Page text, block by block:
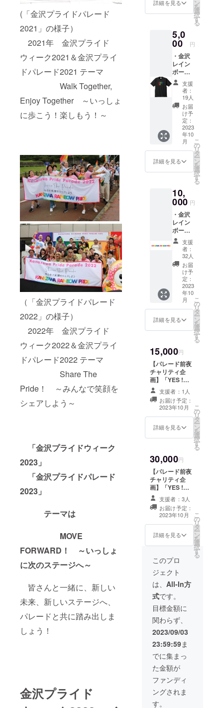
(「金沢プライドパレード
2021」の様子）
2021年 金沢プライド
ウィーク2021＆金沢プライ
ドパレード2021 テーマ
Walk Together,
Enjoy Together ～いっしょ
に歩こう！楽しもう！～
（「金沢プライドパレード
2022」の様子）
2022年 金沢プライド
ウィーク2022＆金沢プライ
ドパレード2022 テーマ
Share The
Pride！ ～みんなで笑顔を
シェアしよう～
「金沢プライドウィーク
2023」
「金沢プライドパレード
2023」
テーマは
MOVE
FORWARD！ ～いっしょ
に次のステージへ～
皆さんと一緒に、新しい
未来、新しいステージへ、
パレードと共に踏み出しま
しょう！
金沢プライド
い。 シ
ｃｍ
厚み
ｍｍ
【「金
沢にじ
のま」
ドリン
ク無料
券】 ※
交換し
ていた
だける
ドリン
クの種
「金沢
にじの
ニュー
に準じ
ます。
※20歳未
満の方
には酒
類との
交換に
はご利
用いた
だけま
せんの
で、ご
了承く
ださ
（酒類
の提供
年齢を
確認さ
せてい
ただい
ま
す。）
※使用期
限は
2024年
4月まで
です。
ご支援
いただ
いた場
合、そ
の口数
分の
「ドリ
ンク無
料券」
て送付
させて
きます
のでご
了承く
ださ
い。
ポス
ショ
ン」の
優勝デ
ザイン
をあし
らっ
た、今
年限定
のクリ
アフォ
ルダと
トート
バック
のセッ
トで
す。 デ
ザイン
は8月下
定して
いま
楽しみ
に！
【クリ
アフォ
ルダ】
用紙サ
イズ:
A4用
(310m
m ×
220mm
) 用紙の
PPナ
チュラ
トバッ
ク】 本
体サイ
ズ 横x
縦xマ
チ：約
360x37
0x110
mm 持
ち手サ
イズ 約
25x560
量 約
10ℓ PP
袋サイ
ズ 横x
縦：約
270×38
0mm 対
応印刷
方法 シ
クリー
ン印刷
沢にじ
のま」
ドリン
ク無料
交換し
ていた
だける
ドリン
クの種
類は、
「金沢
にじの
ま」の
メ
ニュー
に準じ
ます。
イン
ボー）
沢にじ
のま」
ドリン
ク無料
券 1枚
【オ
フィ
シャル
「今治
ブラン
ド」タ
オル】
金沢レ
イン
ボープ
ライド
の定番
フィ
シャル
ロゴ入
りタオ
ルで
す。 タ
オル地
は国産
高級タ
オルの
生産地
として
有名な
「今
治」ブ
ランド
を使
ても、
いつま
でも変
わらな
い肌触
りで、
長くお
使いい
ただけ
ます。
やや厚
手のス
タオル
仕様で
すの
で、
様々な
シーン
でお使
いいた
だけま
す。 柄
は「白
「レイ
ボー」
の2種類
からお
選びい
ただけ
ます。
国産
（今治
ド）
綿１０
０％
サイ
ズ：８
０㎝×３
３㎝
詳細を見る ン
を
選
択
す
る
5,0
00 円
・金沢
レイン
ボープ
ライ
ド オ
リジナ
ル公式T
シャツ
（XS／
S／M／
XXL）
（白地
or 黒
地） 1
枚 ・
にじの
ま」ド
リンク
無料
券 1枚
【オリ
ジナル
公式T
シャ
ツ】 金
沢レイ
ンボー
プライ
ドのロ
ゴが
入った
オリジ
です。
色は白
と黒の
二色か
ら、サ
イズは
XS、
S、M、
L、XXL
選びい
ただけ
みんな
でお揃
いの
シャツ
を着て
ドを歩
けば、
一体感
がます
ます得
違いな
し！
Made in
PRC
綿１０
０％ ＜
サイズ
参考＞
XS 身
幅 49㎝
肩幅42
㎝ 着丈
65㎝ 袖
丈18㎝
S 身
幅 49㎝
肩幅42
㎝ 着丈
支援
者：
19人
お届
け予
定：
2023
年10
月
詳細を見る
こ
の
リ
タ
ー
ン
を
選
択
す
る
10,
000 円
・金沢
レイン
ボープ
ライ
ド オ
フィ
シャル
「今治
ブラン
ド」タ
オル 1
枚（白
地にロ
ゴ or レ
イン
ボー）
レイン
ボープ
ライ
ド オ
リジナ
ル公式T
シャツ
（XS／
S／M／
XXL）
（白地
枚 ・
「金沢
にじの
ま」ド
無料
券 2枚
パレー
ドを楽
しむマ
ストア
イテム2
点を
セット
にしま
した。
これで
あなた
も
Happy
Pride！
一緒
に次の
ステー
ジへ歩
き出し
ましょ
う！
【オ
フィ
支援
者：
32人
お届
け予
定：
2023
年10
月
詳細を見る
こ
の
リ
タ
ー
ン
を
選
択
す
る
15,000円
【パレード前夜
チャリティ企
画】「YES !
NIGHT」参加権
（１名）
10/8（日）
17:30-19:30に
開催されるカク
テルパーティー
後援・協力団
体、ゲスト、
トークイベント
参加者などの 交
流の場として、
ピンチョスやド
リンクとともに
会話を楽しむ立
食パーティーへ
の参加権です。
ドレスコードは
「レイン
ボー」！（レイ
ンボー柄のアイ
テムをご持参く
ださい） ※こち
らのコースにて
ご支援いただき
ました方は、当
日会場へ直接お
越しください。
支援者：1人
お届け予定：
2023年10月
詳細を見る
こ
の
リ
タ
ー
ン
を
選
択
す
る
30,000円
【パレード前夜
チャリティ企
画】「YES !
NIGHT」参加権
（2名）
10/8（日）
17:30-19:30に
開催されるカク
テルパーティー
者、協賛企業、
後援・協力団
体、ゲスト、
トークイベント
参加者などの 交
流の場として、
ピンチョスやド
リンクとともに
会話を楽しむ立
食パーティーへ
ドレスコードは
「レイン
ボー」！（レイ
ンボー柄のアイ
テムをご持参く
ださい） ※こち
らのコースにて
ご支援いただき
支援者：3人
お届け予定：
2023年10月
詳細を見る
こ
の
リ
タ
ー
ン
を
選
択
す
る
このプロ
ジェクト
は、 All-In方
式です。
目標金額に
関わらず、
2023/09/03
23:59:59ま
でに集まっ
た金額が
ファンディ
ングされま
す。